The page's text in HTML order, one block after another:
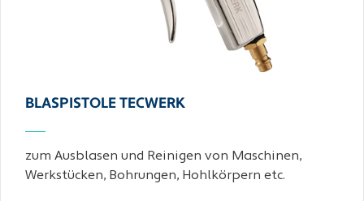
BLASPISTOLE TECWERK
zum Ausblasen und Reinigen von Maschinen,
Werkstücken, Bohrungen, Hohlkörpern etc.